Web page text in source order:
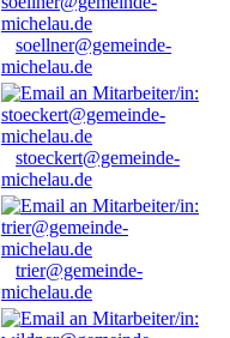
soellner@gemeinde-
michelau.de
stoeckert@gemeinde-
michelau.de
trier@gemeinde-
michelau.de